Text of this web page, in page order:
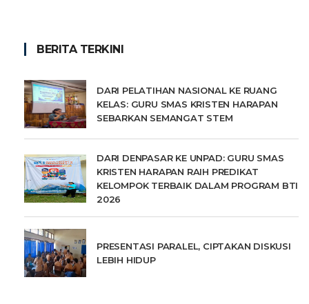
BERITA TERKINI
DARI PELATIHAN NASIONAL KE RUANG
KELAS: GURU SMAS KRISTEN HARAPAN
SEBARKAN SEMANGAT STEM
DARI DENPASAR KE UNPAD: GURU SMAS
KRISTEN HARAPAN RAIH PREDIKAT
KELOMPOK TERBAIK DALAM PROGRAM BTI
2026
PRESENTASI PARALEL, CIPTAKAN DISKUSI
LEBIH HIDUP